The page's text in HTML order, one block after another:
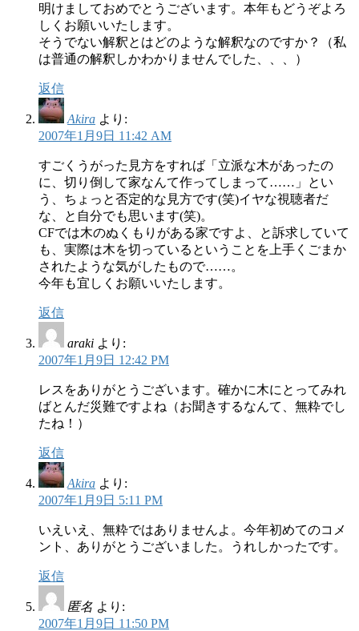
明けましておめでとうございます。本年もどうぞよろ
しくお願いいたします。
そうでない解釈とはどのような解釈なのですか？（私
は普通の解釈しかわかりませんでした、、、）
返信
Akira より:
2007年1月9日 11:42 AM
すごくうがった見方をすれば「立派な木があったの
に、切り倒して家なんて作ってしまって……」とい
う、ちょっと否定的な見方です(笑)イヤな視聴者だ
な、と自分でも思います(笑)。
CFでは木のぬくもりがある家ですよ、と訴求していて
も、実際は木を切っているということを上手くごまか
されたような気がしたもので……。
今年も宜しくお願いいたします。
返信
araki より:
2007年1月9日 12:42 PM
レスをありがとうございます。確かに木にとってみれ
ばとんだ災難ですよね（お聞きするなんて、無粋でし
たね！）
返信
Akira より:
2007年1月9日 5:11 PM
いえいえ、無粋ではありませんよ。今年初めてのコメ
ント、ありがとうございました。うれしかったです。
返信
匿名 より:
2007年1月9日 11:50 PM